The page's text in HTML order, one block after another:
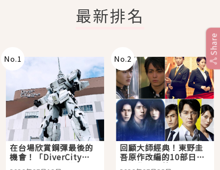
最新排名
No.1
在台場欣賞鋼彈最後的
機會！「DiverCity
Tokyo Plaza」搭船、
No.2
回顧大師經典！東野圭
吾原作改編的10部日本
影視作品推薦
Share